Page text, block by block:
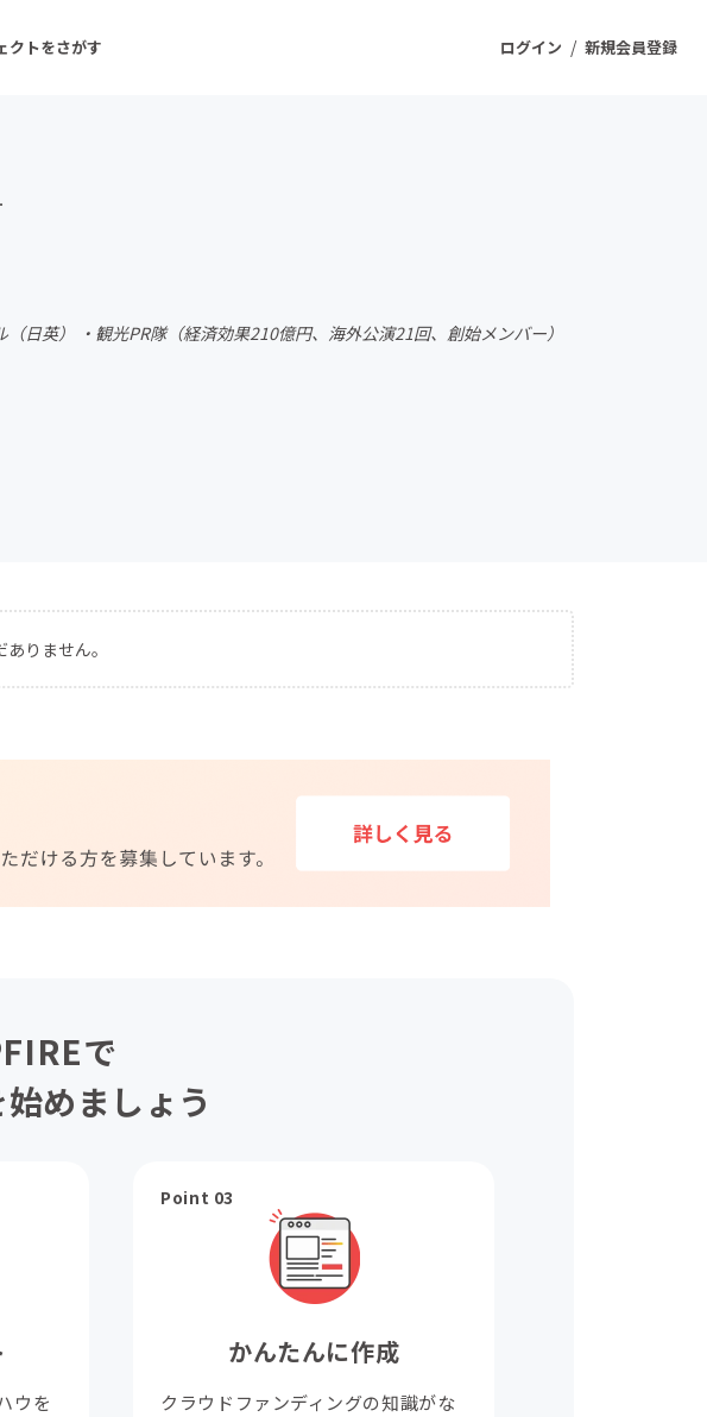
ログイン / 新規会員登録
クトをさがす
集終了が近いプロジェクト
フード・飲食店
ファッション
コミュニティ
日英） ・観光PR隊（経済効果210億円、海外公演21回、創始メンバー）
りません。
で
めましょう
ウを
Point 03
かんたんに作成
クラウドファンディングの知識がな